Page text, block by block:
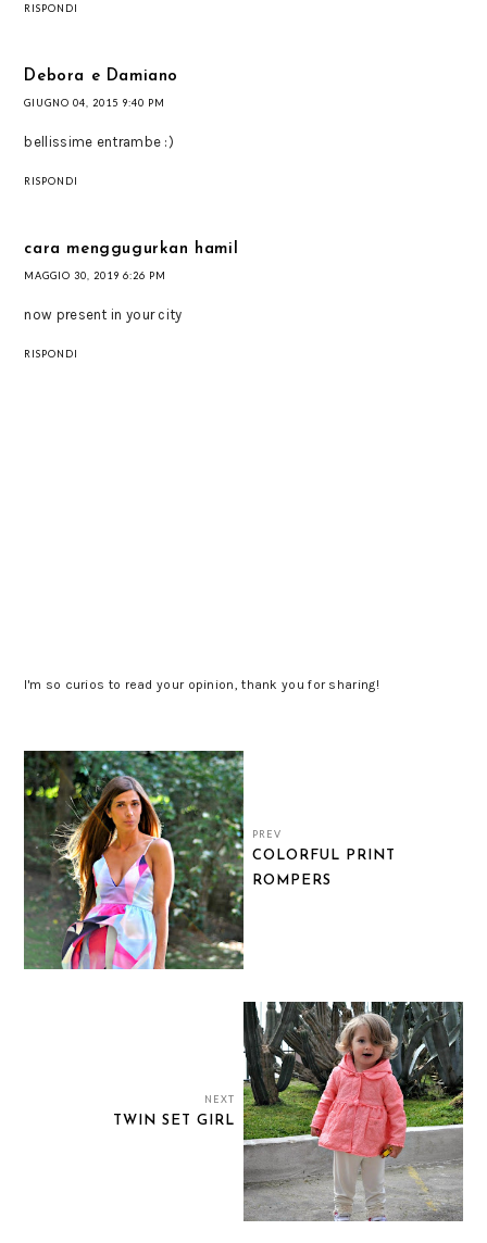
RISPONDI
Debora e Damiano
GIUGNO 04, 2015 9:40 PM
bellissime entrambe :)
RISPONDI
cara menggugurkan hamil
MAGGIO 30, 2019 6:26 PM
now present in your city
RISPONDI
I'm so curios to read your opinion, thank you for sharing!
PREV
COLORFUL PRINT
ROMPERS
NEXT
TWIN SET GIRL